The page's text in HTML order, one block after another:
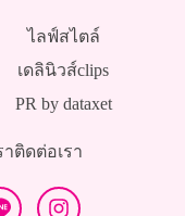
ไลฟ์สไตล์
เดลินิวส์clips
PR by dataxet
าติดต่อเรา